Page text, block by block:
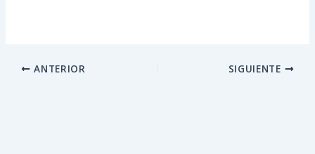
ANTERIOR SIGUIENTE